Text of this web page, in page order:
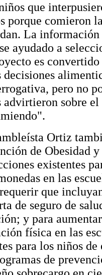
que
porque comieron
La
ayudado a
es
decisiones
pero no
advirtieron sobre
Ortiz
de Obesidad
existentes
en las
que
de seguro de
y para
física en las
para los niños
de